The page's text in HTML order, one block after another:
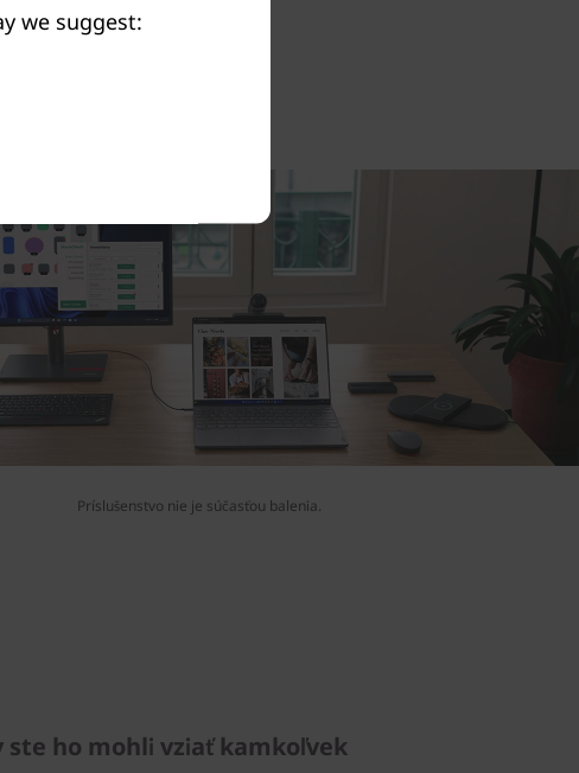
Príslušenstvo nie je súčasťou balenia.
ste ho mohli vziať kamkoľvek
we suggest: